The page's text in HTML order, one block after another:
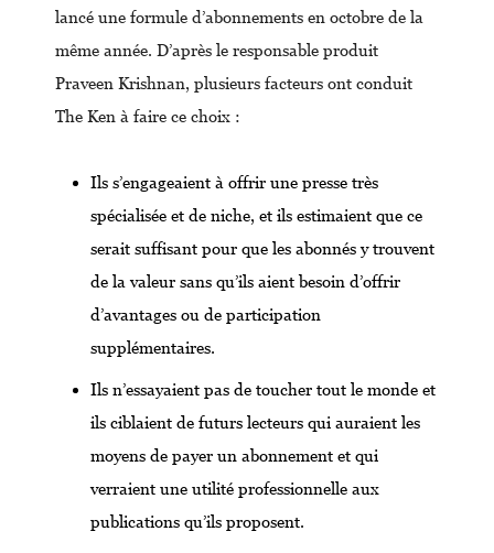
lancé une formule d’abonnements en octobre de la
même année. D’après le responsable produit
Praveen Krishnan, plusieurs facteurs ont conduit
The Ken à faire ce choix :
Ils s’engageaient à offrir une presse très
spécialisée et de niche, et ils estimaient que ce
serait suffisant pour que les abonnés y trouvent
de la valeur sans qu’ils aient besoin d’offrir
d’avantages ou de participation
supplémentaires.
Ils n’essayaient pas de toucher tout le monde et
ils ciblaient de futurs lecteurs qui auraient les
moyens de payer un abonnement et qui
verraient une utilité professionnelle aux
publications qu’ils proposent.